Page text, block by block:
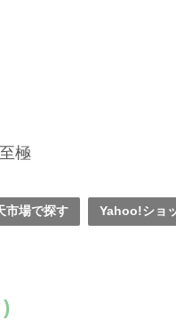
極
市場で探す Yahoo!ショ